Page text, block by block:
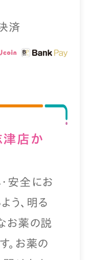
済
店か
安全にお
う、明る
お薬の説
。お薬の